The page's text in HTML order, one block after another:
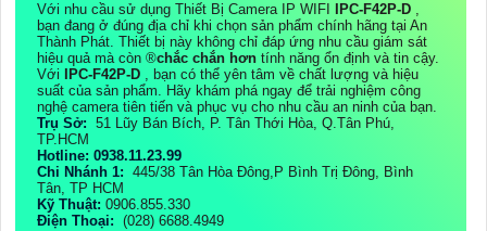
Với nhu cầu sử dụng Thiết Bị Camera IP WIFI IPC-F42P-D ,
bạn đang ở đúng địa chỉ khi chọn sản phẩm chính hãng tại An
Thành Phát. Thiết bị này không chỉ đáp ứng nhu cầu giám sát
hiệu quả mà còn ®️chắc chắn hơn tính năng ổn định và tin cậy.
Với
IPC-F42P-D , bạn có thể yên tâm về chất lượng và hiệu
suất của sản phẩm. Hãy khám phá ngay để trải nghiệm công
nghệ camera tiên tiến và phục vụ cho nhu cầu an ninh của bạn.
Trụ Sở: 51 Lũy Bán Bích, P. Tân Thới Hòa, Q.Tân Phú,
TP.HCM
Hotline: 0938.11.23.99
Chi Nhánh 1: 445/38 Tân Hòa Đông,P Bình Trị Đông, Bình
Tân, TP HCM
Kỹ Thuật: 0906.855.330
Điện Thoại: (028) 6688.4949